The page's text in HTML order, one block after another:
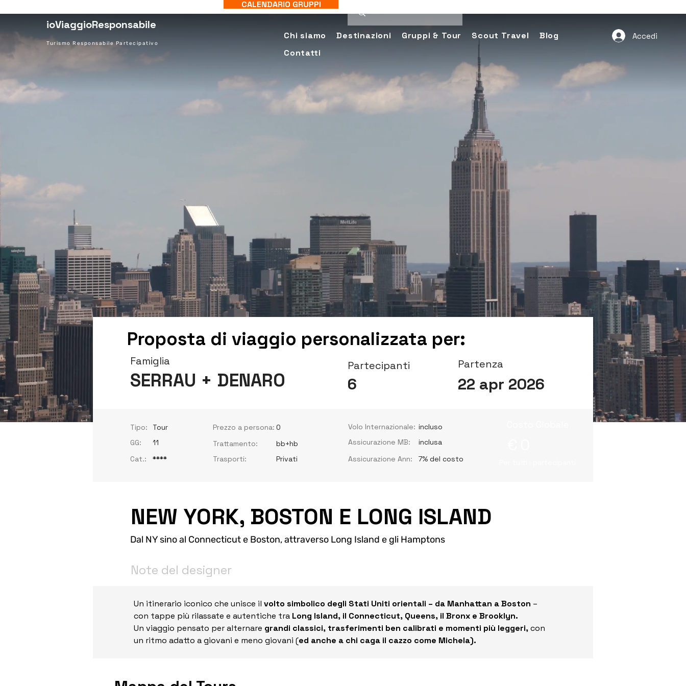
ioViaggioResponsabile
Turismo Responsabile Partecipativo
Chi siamo Destinazioni Gruppi & Tour Scout Travel
Blog
Contatti
Accedi
CALENDARIO GRUPPI
Proposta di viaggio personalizzata per:
Famiglia
SERRAU + DENARO
Partecipanti
6
Partenza
22 apr 2026
Tipo:
Tour
GG:
11
Cat.:
****
Prezzo a persona: 0
Trattamento:
Trasporti:
bb+hb
Privati
Volo Internazionale: incluso
Assicurazione MB:
inclusa
Assicurazione Ann:
7% del costo
NEW YORK, BOSTON E LONG ISLAND
Dal NY sino al Connecticut e Boston, attraverso Long Island e gli Hamptons
Note del designer
Un itinerario iconico che unisce il volto simbolico degli Stati Uniti orientali – da Manhattan a Boston –
con tappe più rilassate e autentiche tra Long Island, il Connecticut, Queens, il Bronx e Brooklyn.
Un viaggio pensato per alternare grandi classici, trasferimenti ben calibrati e momenti più leggeri, con
un ritmo adatto a giovani e meno giovani (ed anche a chi caga il cazzo come Michela).